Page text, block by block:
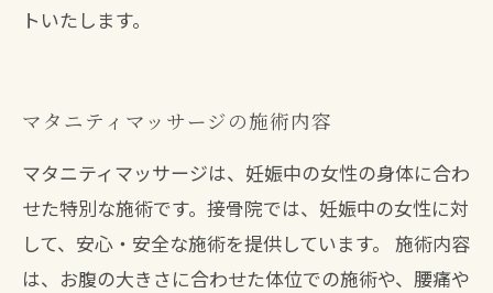
トいたします。
マタニティマッサージの施術内容
マタニティマッサージは、妊娠中の女性の身体に合わ
せた特別な施術です。接骨院では、妊娠中の女性に対
して、安心・安全な施術を提供しています。 施術内容
は、お腹の大きさに合わせた体位での施術や、腰痛や